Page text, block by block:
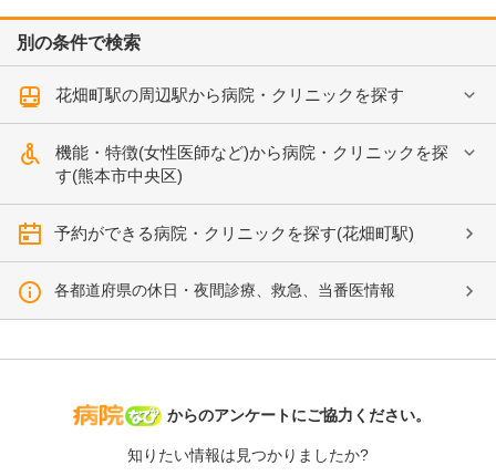
別の条件で検索
花畑町駅の周辺駅から病院・クリニックを探す
機能・特徴(女性医師など)から病院・クリニックを探
す(熊本市中央区)
予約ができる病院・クリニックを探す(花畑町駅)
各都道府県の休日・夜間診療、救急、当番医情報
病院なび
からのアンケートにご協力ください。
知りたい情報は見つかりましたか?